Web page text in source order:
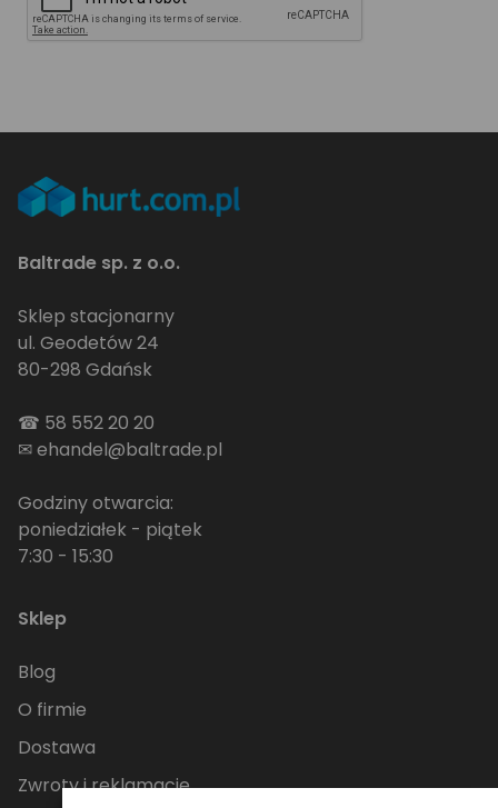
Baltrade sp. z o.o.
Sklep stacjonarny
ul. Geodetów 24
80-298 Gdańsk
☎ 58 552 20 20
✉ehandel@baltrade.pl
Godziny otwarcia:
poniedziałek - piątek
7:30 - 15:30
Sklep
Blog
O firmie
Dostawa
Zwroty i reklamacje